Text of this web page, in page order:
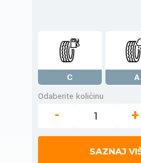
C A
Odaberite količinu
- +
SAZNAJ